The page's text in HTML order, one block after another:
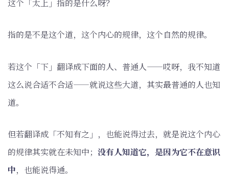
这个「太上」指的是什么呀？
指的是不是这个道，这个内心的规律，这个自然的规律。
若这个「下」翻译成下面的人、普通人——哎呀，我不知道
这么说合适不合适——就说这些大道，其实最普通的人也知
道。
但若翻译成「不知有之」，也能说得过去，就是说这个内心
的规律其实就在未知中； 没有人知道它，是因为它不在意识
中，也能说得通。